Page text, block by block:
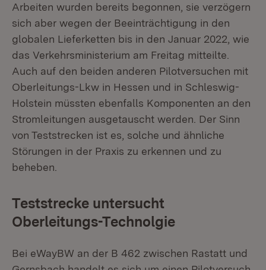
Arbeiten wurden bereits begonnen, sie verzögern
sich aber wegen der Beeinträchtigung in den
globalen Lieferketten bis in den Januar 2022, wie
das Verkehrsministerium am Freitag mitteilte.
Auch auf den beiden anderen Pilotversuchen mit
Oberleitungs-Lkw in Hessen und in Schleswig-
Holstein müssten ebenfalls Komponenten an den
Stromleitungen ausgetauscht werden. Der Sinn
von Teststrecken ist es, solche und ähnliche
Störungen in der Praxis zu erkennen und zu
beheben.
Teststrecke untersucht
Oberleitungs-Technolgie
Bei eWayBW an der B 462 zwischen Rastatt und